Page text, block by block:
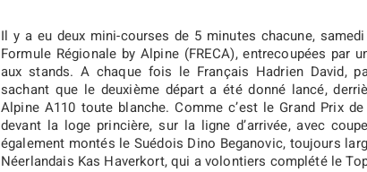
Il y a eu deux mini-courses de 5 minutes chacune,
Formule Régionale by Alpine (FRECA), entrecoupées par
aux stands. A chaque fois le Français Hadrien David,
sachant que le deuxième départ a été donné lancé,
Alpine A110 toute blanche. Comme c’est le Grand Prix
devant la loge princière, sur la ligne d’arrivée, avec
également montés le Suédois Dino Beganovic, toujours
Néerlandais Kas Haverkort, qui a volontiers complété le